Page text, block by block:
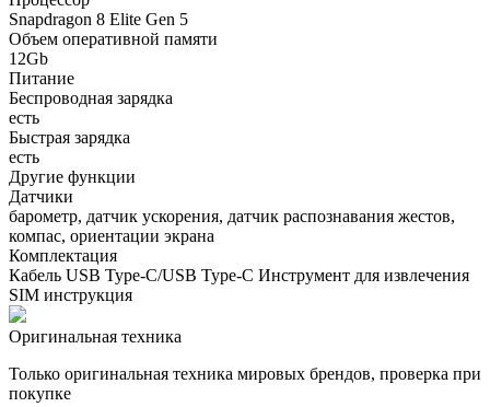
Snapdragon 8 Elite Gen 5
Объем оперативной памяти
12Gb
Питание
Беспроводная зарядка
есть
Быстрая зарядка
есть
Другие функции
Датчики
барометр, датчик ускорения, датчик распознавания жестов,
компас, ориентации экрана
Комплектация
Кабель USB Type-C/USB Type-C Инструмент для извлечения
SIM инструкция
Оригинальная техника
Только оригинальная техника мировых брендов, проверка при
покупке